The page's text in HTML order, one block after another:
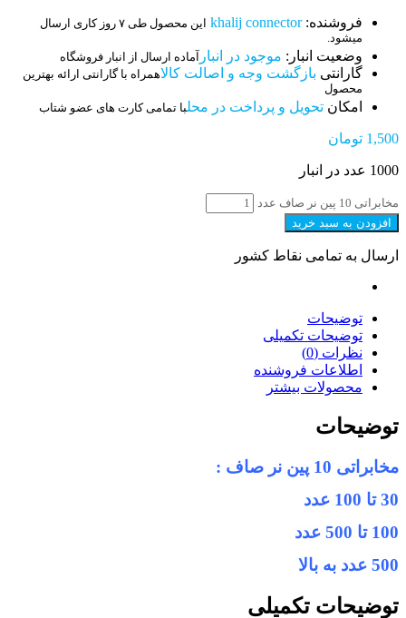
فروشنده:khalij connector این محصول طی ۷ روز کاری ارسال
میشود.
وضعیت انبار: موجود در انبار آماده ارسال از انبار فروشگاه
گارانتی بازگشت وجه و اصالت کالاهمراه با گارانتی ارائه بهترین
محصول
امکان تحویل و پرداخت در محلبا تمامی کارت های عضو شتاب
1,500 تومان
1000 عدد در انبار
مخابراتی 10 پین نر صاف عدد
افزودن به سبد خرید
ارسال به تمامی نقاط کشور
توضیحات
توضیحات تکمیلی
نظرات (0)
اطلاعات فروشنده
محصولات بیشتر
توضیحات
مخابراتی 10 پین نر صاف :
30 تا 100 عدد
100 تا 500 عدد
500 عدد به بالا
توضیحات تکمیلی